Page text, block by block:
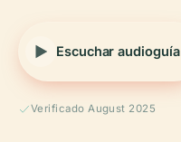
Escuchar audioguía
Verificado August 2025